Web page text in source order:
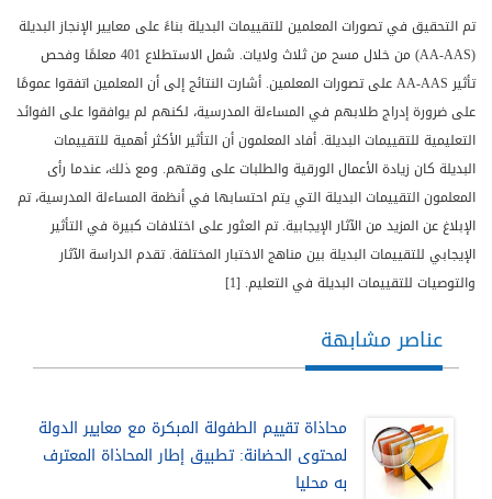
تم التحقيق في تصورات المعلمين للتقييمات البديلة بناءً على معايير الإنجاز البديلة
(
AA-AAS
) من خلال مسح من ثلاث ولايات. شمل الاستطلاع 401 معلمًا وفحص
تأثير AA-AASعلى تصورات المعلمين. أشارت النتائج إلى أن المعلمين اتفقوا عمومًا
على ضرورة إدراج طلابهم في المساءلة المدرسية، لكنهم لم يوافقوا على الفوائد
التعليمية للتقييمات البديلة. أفاد المعلمون أن التأثير الأكثر أهمية للتقييمات
البديلة كان زيادة الأعمال الورقية والطلبات على وقتهم. ومع ذلك، عندما رأى
المعلمون التقييمات البديلة التي يتم احتسابها في أنظمة المساءلة المدرسية، تم
الإبلاغ عن المزيد من الآثار الإيجابية. تم العثور على اختلافات كبيرة في التأثير
الإيجابي للتقييمات البديلة بين مناهج الاختبار المختلفة. تقدم الدراسة الآثار
والتوصيات للتقييمات البديلة في التعليم. [1]
عناصر مشابهة
محاذاة تقييم الطفولة المبكرة مع معايير الدولة
لمحتوى الحضانة: تطبيق إطار المحاذاة المعترف
به محليا